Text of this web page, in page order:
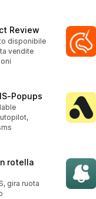
Review
disponibile
vendite
rotella
gira ruota